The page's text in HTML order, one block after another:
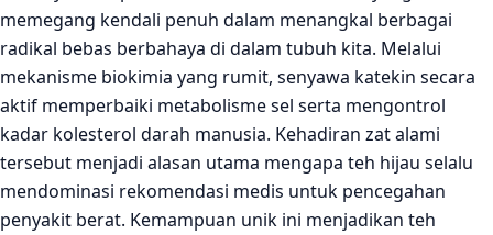
memegang kendali penuh dalam menangkal berbagai
radikal bebas berbahaya di dalam tubuh kita. Melalui
mekanisme biokimia yang rumit, senyawa katekin secara
aktif memperbaiki metabolisme sel serta mengontrol
kadar kolesterol darah manusia. Kehadiran zat alami
tersebut menjadi alasan utama mengapa teh hijau selalu
mendominasi rekomendasi medis untuk pencegahan
penyakit berat. Kemampuan unik ini menjadikan teh